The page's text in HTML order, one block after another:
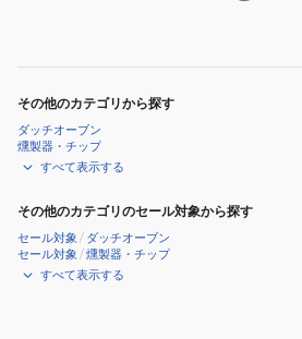
急
須
晶
45-
T
その他のカテゴリから探す
ダッチオーブン
燻製器・チップ
すべて表示する
その他のカテゴリのセール対象から探す
セール対象 / ダッチオーブン
セール対象 /燻製器・チップ
すべて表示する